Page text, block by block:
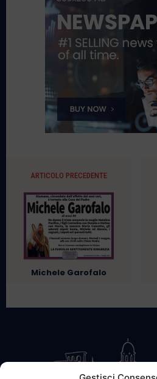
ARTICOLO PRECEDENTE
Michele Garofalo